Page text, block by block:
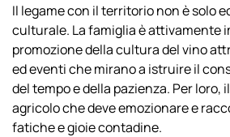
Il legame con il territorio non è solo
culturale. La famiglia è attivamente
promozione della cultura del vino
ed eventi che mirano a istruire il
del tempo e della pazienza. Per loro,
agricolo che deve emozionare e
fatiche e gioie contadine.